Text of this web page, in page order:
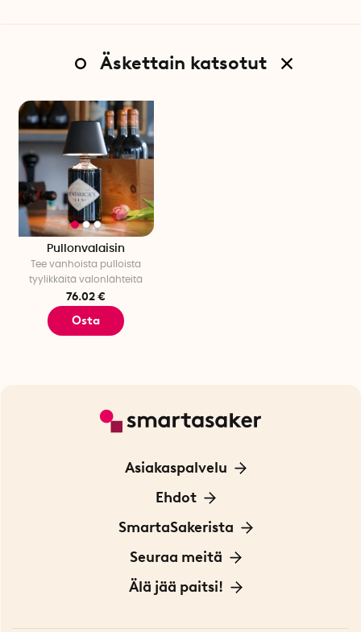
Äskettain katsotut
Pullonvalaisin
Tee vanhoista pulloista
tyylikkäitä valonlähteitä
76.02 €
Osta
Asiakaspalvelu
Ota yhteyttä
Ehdot
Tietoa evästeistä
Yksityisyydensuoja
Sopimusehdot
SmartaSakerista
Meistä
Myymälä Tukholmassa
Seuraa meitä
Innovaattoriblogi
Älä jää paitsi!